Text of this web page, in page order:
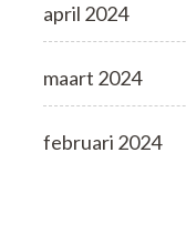
april 2024
maart 2024
februari 2024